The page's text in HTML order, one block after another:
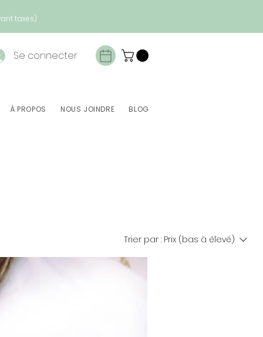
taxes)
Se connecter
À PROPOS NOUS JOINDRE BLOG
Trier par : Prix (bas à élevé)